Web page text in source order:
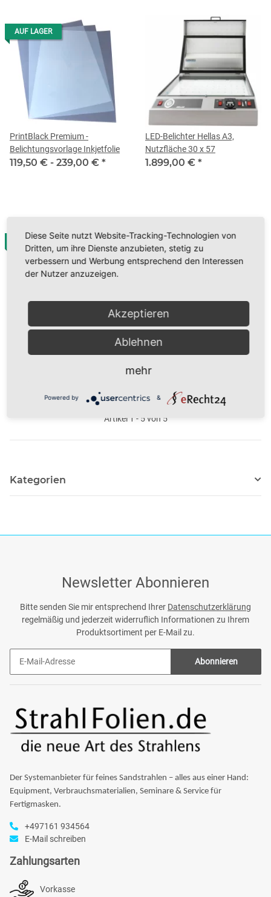
AUF LAGER
PrintBlack Premium -
Belichtungsvorlage Inkjetfolie
119,50 € - 239,00 € *
LED-Belichter Hellas A3,
Nutzfläche 30 x 57
1.899,00 € *
AUF LAGER
Artikel 1 - 5 von 5
Kategorien
Newsletter Abonnieren
Bitte senden Sie mir entsprechend Ihrer Datenschutzerklärung
regelmäßig und jederzeit widerruflich Informationen zu Ihrem
Produktsortiment per E-Mail zu.
Abonnieren
Der Systemanbieter für feines Sandstrahlen – alles aus einer Hand:
Equipment, Verbrauchsmaterialien, Seminare & Service für
Fertigmasken.
+497161 934564
E-Mail schreiben
Zahlungsarten
Vorkasse
Diese Seite nutzt Website-Tracking-Technologien von
Dritten, um ihre Dienste anzubieten, stetig zu
verbessern und Werbung entsprechend den Interessen
der Nutzer anzuzeigen.
Akzeptieren
Ablehnen
mehr
Powered by &